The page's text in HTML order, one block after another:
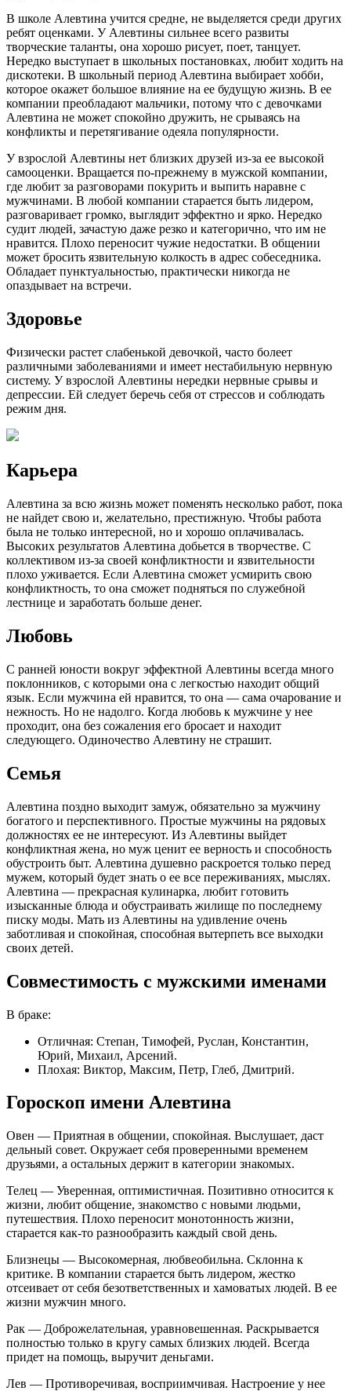
В школе Алевтина учится средне, не выделяется среди других
ребят оценками. У Алевтины сильнее всего развиты
творческие таланты, она хорошо рисует, поет, танцует.
Нередко выступает в школьных постановках, любит ходить на
дискотеки. В школьный период Алевтина выбирает хобби,
которое окажет большое влияние на ее будущую жизнь. В ее
компании преобладают мальчики, потому что с девочками
Алевтина не может спокойно дружить, не срываясь на
конфликты и перетягивание одеяла популярности.
У взрослой Алевтины нет близких друзей из-за ее высокой
самооценки. Вращается по-прежнему в мужской компании,
где любит за разговорами покурить и выпить наравне с
мужчинами. В любой компании старается быть лидером,
разговаривает громко, выглядит эффектно и ярко. Нередко
судит людей, зачастую даже резко и категорично, что им не
нравится. Плохо переносит чужие недостатки. В общении
может бросить язвительную колкость в адрес собеседника.
Обладает пунктуальностью, практически никогда не
опаздывает на встречи.
Здоровье
Физически растет слабенькой девочкой, часто болеет
различными заболеваниями и имеет нестабильную нервную
систему. У взрослой Алевтины нередки нервные срывы и
депрессии. Ей следует беречь себя от стрессов и соблюдать
режим дня.
Карьера
Алевтина за всю жизнь может поменять несколько работ, пока
не найдет свою и, желательно, престижную. Чтобы работа
была не только интересной, но и хорошо оплачивалась.
Высоких результатов Алевтина добьется в творчестве. С
коллективом из-за своей конфликтности и язвительности
плохо уживается. Если Алевтина сможет усмирить свою
конфликтность, то она сможет подняться по служебной
лестнице и заработать больше денег.
Любовь
С ранней юности вокруг эффектной Алевтины всегда много
поклонников, с которыми она с легкостью находит общий
язык. Если мужчина ей нравится, то она — сама очарование и
нежность. Но не надолго. Когда любовь к мужчине у нее
проходит, она без сожаления его бросает и находит
следующего. Одиночество Алевтину не страшит.
Семья
Алевтина поздно выходит замуж, обязательно за мужчину
богатого и перспективного. Простые мужчины на рядовых
должностях ее не интересуют. Из Алевтины выйдет
конфликтная жена, но муж ценит ее верность и способность
обустроить быт. Алевтина душевно раскроется только перед
мужем, который будет знать о ее все переживаниях, мыслях.
Алевтина — прекрасная кулинарка, любит готовить
изысканные блюда и обустраивать жилище по последнему
писку моды. Мать из Алевтины на удивление очень
заботливая и спокойная, способная вытерпеть все выходки
своих детей.
Совместимость с мужскими именами
В браке:
Отличная: Степан, Тимофей, Руслан, Константин,
Юрий, Михаил, Арсений.
Плохая: Виктор, Максим, Петр, Глеб, Дмитрий.
Гороскоп имени Алевтина
Овен — Приятная в общении, спокойная. Выслушает, даст
дельный совет. Окружает себя проверенными временем
друзьями, а остальных держит в категории знакомых.
Телец — Уверенная, оптимистичная. Позитивно относится к
жизни, любит общение, знакомство с новыми людьми,
путешествия. Плохо переносит монотонность жизни,
старается как-то разнообразить каждый свой день.
Близнецы — Высокомерная, любвеобильна. Склонна к
критике. В компании старается быть лидером, жестко
отсеивает от себя безответственных и хамоватых людей. В ее
жизни мужчин много.
Рак — Доброжелательная, уравновешенная. Раскрывается
полностью только в кругу самых близких людей. Всегда
придет на помощь, выручит деньгами.
Лев — Противоречивая, восприимчивая. Настроение у нее